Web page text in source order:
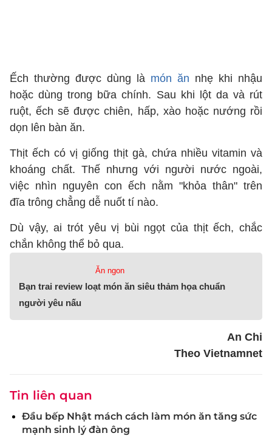
Ếch thường được dùng là món ăn nhẹ khi nhậu
hoặc dùng trong bữa chính. Sau khi lột da và rút
ruột, ếch sẽ được chiên, hấp, xào hoặc nướng rồi
dọn lên bàn ăn.
Thịt ếch có vị giống thịt gà, chứa nhiều vitamin và
khoáng chất. Thế nhưng với người nước ngoài,
việc nhìn nguyên con ếch nằm "khỏa thân" trên
đĩa trông chẳng dễ nuốt tí nào.
Dù vậy, ai trót yêu vị bùi ngọt của thịt ếch, chắc
chắn không thể bỏ qua.
Ăn ngon
Bạn trai review loạt món ăn siêu thảm họa chuẩn
người yêu nấu
An Chi
Theo Vietnamnet
Tin liên quan
Đầu bếp Nhật mách cách làm món ăn tăng sức
mạnh sinh lý đàn ông